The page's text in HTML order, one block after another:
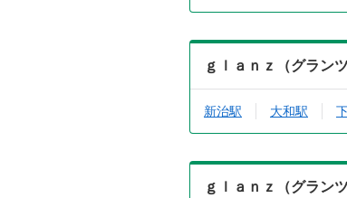
ｇｌａｎｚ（グラン
新治駅 大和駅
ｇｌａｎｚ（グラン